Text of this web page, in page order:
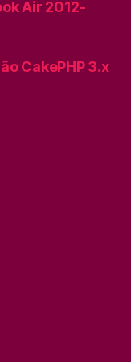
Air 2012-
CakePHP 3.x